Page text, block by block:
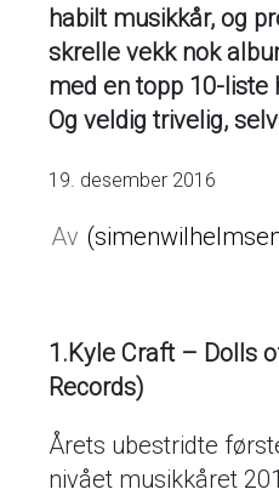
habilt musikkår, og
skrelle vekk nok
med en topp 10-
Og veldig trivelig,
19. desember 2016
1.Kyle Craft – Dolls
Records)
Årets ubestridte
nivået musikkåret